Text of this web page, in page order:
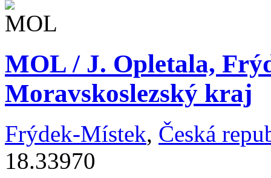
MOL / J. Opletala,
Moravskoslezský kraj
Frýdek-Místek, Česká
18.33970